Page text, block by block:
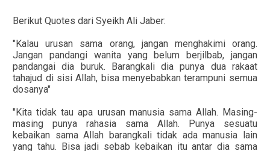
Berikut Quotes dari Syeikh Ali Jaber:
"Kalau urusan sama orang, jangan menghakimi orang.
Jangan pandangi wanita yang belum berjilbab, jangan
pandangai dia buruk. Barangkali dia punya dua rakaat
tahajud di sisi Allah, bisa menyebabkan terampuni semua
dosanya"
"Kita tidak tau apa urusan manusia sama Allah. Masing-
masing punya rahasia sama Allah. Punya sesuatu
kebaikan sama Allah barangkali tidak ada manusia lain
yang tahu. Bisa jadi sebab kebaikan itu antar dia sama